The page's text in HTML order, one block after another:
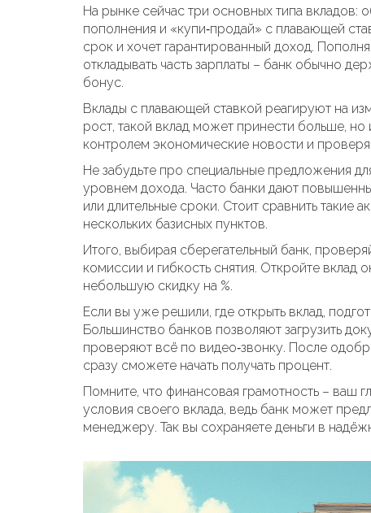
На рынке сейчас три основных типа
пополнения и «купи‑продай» с плавающей
срок и хочет гарантированный доход.
откладывать часть зарплаты – банк обычно
бонус.
Вклады с плавающей ставкой реагируют на
рост, такой вклад может принести больше,
контролем экономические новости и
Не забудьте про специальные предложения
уровнем дохода. Часто банки дают
или длительные сроки. Стоит сравнить такие
нескольких базисных пунктов.
Итого, выбирая сберегательный банк,
комиссии и гибкость снятия. Откройте вклад
небольшую скидку на %.
Если вы уже решили, где открыть вклад,
Большинство банков позволяют загрузить
проверяют всё по видео‑звонку. После
сразу сможете начать получать процент.
Помните, что финансовая грамотность – ваш
условия своего вклада, ведь банк может
менеджеру. Так вы сохраняете деньги в